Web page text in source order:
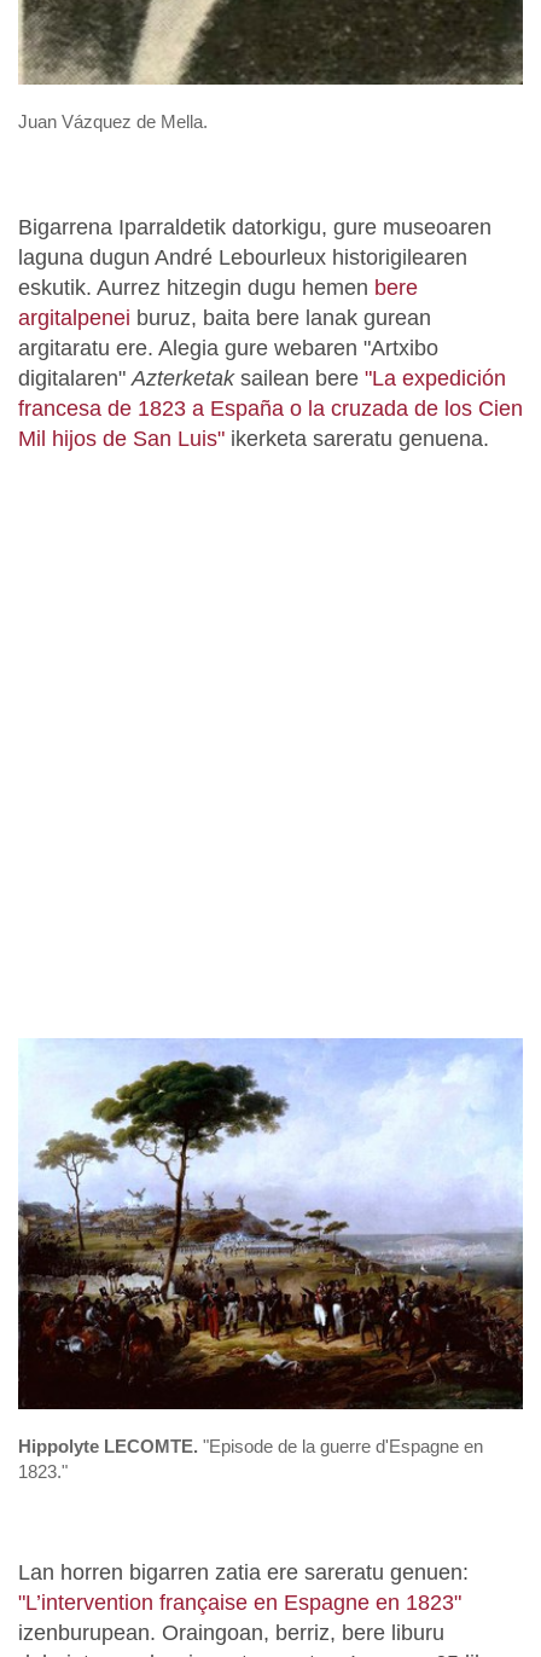
Juan Vázquez de Mella.
Bigarrena Iparraldetik datorkigu, gure museoaren
laguna dugun André Lebourleux historigilearen
eskutik. Aurrez hitzegin dugu hemen bere
argitalpenei buruz, baita bere lanak gurean
argitaratu ere. Alegia gure webaren "Artxibo
digitalaren" Azterketaksailean bere "La expedición
francesa de 1823 a España o la cruzada de los Cien
Mil hijos de San Luis" ikerketa sareratu genuena.
Hippolyte LECOMTE. "Episode de la guerre d'Espagne en
1823."
Lan horren bigarren zatia ere sareratu genuen:
"L’intervention française en Espagne en 1823"
izenburupean. Oraingoan, berriz, bere liburu